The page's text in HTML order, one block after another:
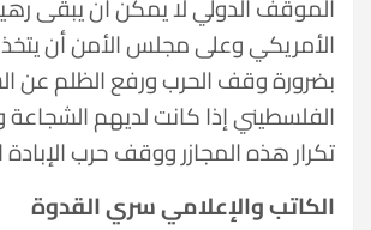
الأمريكي وعلى مجلس الأمن أن
بضرورة وقف الحرب ورفع الظلم عن
الفلسطيني إذا كانت لديهم
تكرار هذه المجازر ووقف حرب الإبادة
الكاتب والإعلامي سري القدوة